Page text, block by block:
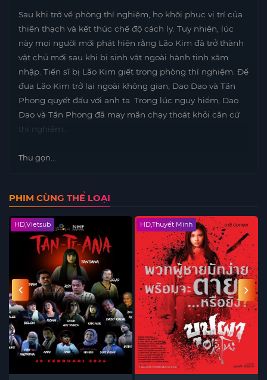
Sau khi trở về phòng thí nghiệm, họ khôi phục vị trí của
thiên thạch và kết thúc chế độ cách ly. Tuy nhiên, lúc
này mọi người mới phát hiện rằng Lão Kim đã trở thành
vật chủ mới sau khi bị sinh vật ngoài hành tinh xâm
nhập. Tiến sĩ bị Lão Kim giết trong phòng thí nghiệm. Để
đưa Lão Kim trở lại ngoài không gian, Dao Dao và Tần
Phong quyết đấu với anh ta. Trong lúc nguy hiểm, Dao
Dao và Tần Phong đã may mắn chạy thoát khỏi căn cứ
thí nghiệm…
Thu gọn...
PHIM CÙNG THỂ LOẠI
HD,Vietsub HD,Thuyết Minh